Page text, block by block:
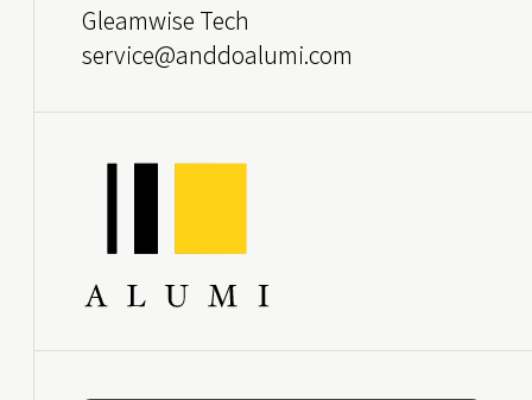
Gleamwise Tech
service@anddoalumi.com